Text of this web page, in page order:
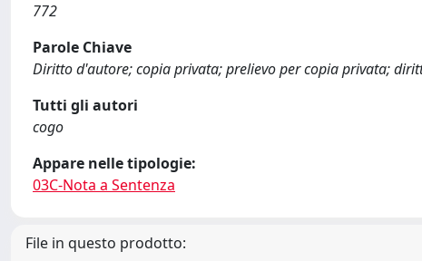
772
Parole Chiave
Diritto d'autore; copia privata; prelievo per copia privata;
Tutti gli autori
cogo
Appare nelle tipologie:
03C-Nota a Sentenza
File in questo prodotto: